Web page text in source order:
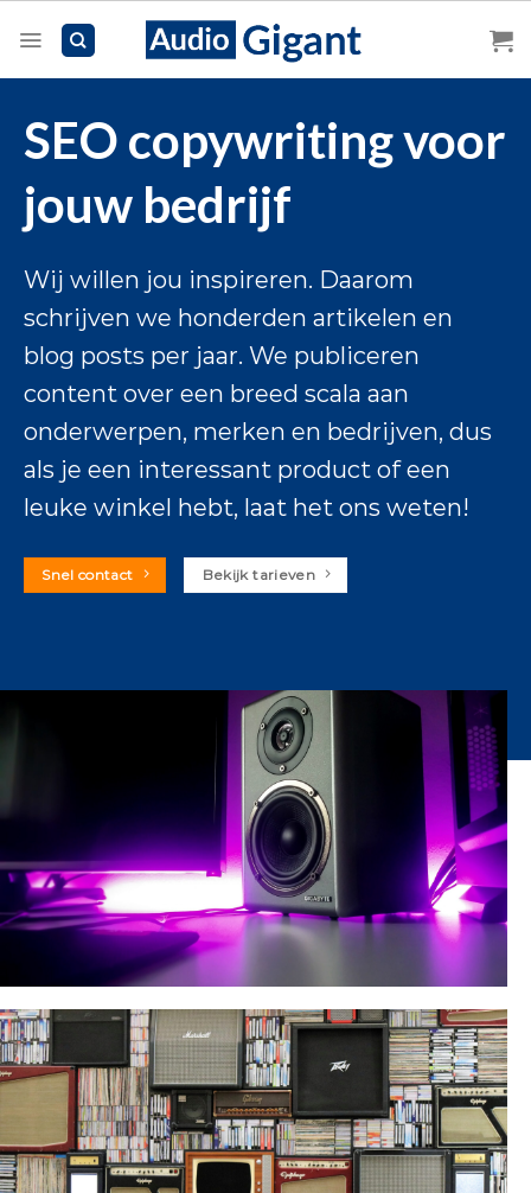
SEO copywriting voor
jouw bedrijf
Wij willen jou inspireren. Daarom
schrijven we honderden artikelen en
blog posts per jaar. We publiceren
content over een breed scala aan
onderwerpen, merken en bedrijven, dus
als je een interessant product of een
leuke winkel hebt, laat het ons weten!
Snel contact Bekijk tarieven